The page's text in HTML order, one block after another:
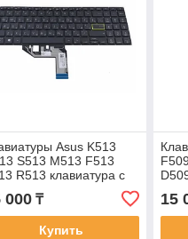
Asus K513
S513 M513 F513
R513 клавиатура c
EN раскладкой c
000₸
Купить
15